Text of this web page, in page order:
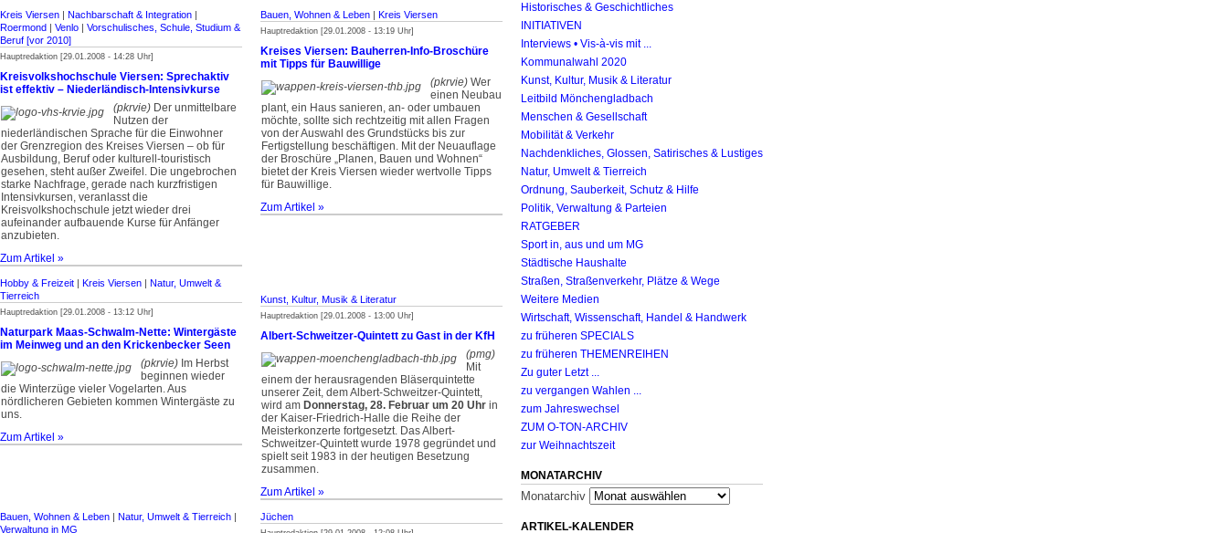
Kreis Viersen | Nachbarschaft & Integration |
Roermond | Venlo | Vorschulisches, Schule, Studium &
Beruf [vor 2010]
Hauptredaktion [29.01.2008 - 14:28 Uhr]
Kreisvolkshochschule Viersen: Sprechaktiv
ist effektiv – Niederländisch-Intensivkurse
(pkrvie) Der unmittelbare
Nutzen der
niederländischen Sprache für die Einwohner
der Grenzregion des Kreises Viersen – ob für
Ausbildung, Beruf oder kulturell-touristisch
gesehen, steht außer Zweifel. Die ungebrochen
starke Nachfrage, gerade nach kurzfristigen
Intensivkursen, veranlasst die
Kreisvolkshochschule jetzt wieder drei
aufeinander aufbauende Kurse für Anfänger
anzubieten.
Zum Artikel »
Bauen, Wohnen & Leben | Kreis Viersen
Hauptredaktion [29.01.2008 - 13:19 Uhr]
Kreises Viersen: Bauherren-Info-Broschüre
mit Tipps für Bauwillige
(pkrvie) Wer
einen Neubau
plant, ein Haus sanieren, an- oder umbauen
möchte, sollte sich rechtzeitig mit allen Fragen
von der Auswahl des Grundstücks bis zur
Fertigstellung beschäftigen. Mit der Neuauflage
der Broschüre „Planen, Bauen und Wohnen“
bietet der Kreis Viersen wieder wertvolle Tipps
für Bauwillige.
Zum Artikel »
Hobby & Freizeit | Kreis Viersen | Natur, Umwelt &
Tierreich
Hauptredaktion [29.01.2008 - 13:12 Uhr]
Naturpark Maas-Schwalm-Nette: Wintergäste
im Meinweg und an den Krickenbecker Seen
(pkrvie) Im Herbst
beginnen wieder
die Winterzüge vieler Vogelarten. Aus
nördlicheren Gebieten kommen Wintergäste zu
uns.
Zum Artikel »
Kunst, Kultur, Musik & Literatur
Hauptredaktion [29.01.2008 - 13:00 Uhr]
Albert-Schweitzer-Quintett zu Gast in der KfH
(pmg)
Mit
einem der herausragenden Bläserquintette
unserer Zeit, dem Albert-Schweitzer-Quintett,
wird am Donnerstag, 28. Februar um 20 Uhr in
der Kaiser-Friedrich-Halle die Reihe der
Meisterkonzerte fortgesetzt. Das Albert-
Schweitzer-Quintett wurde 1978 gegründet und
spielt seit 1983 in der heutigen Besetzung
zusammen.
Zum Artikel »
Bauen, Wohnen & Leben | Natur, Umwelt & Tierreich |
Verwaltung in MG
Jüchen
Historisches & Geschichtliches
INITIATIVEN
Interviews • Vis-à-vis mit ...
Kommunalwahl 2020
Kunst, Kultur, Musik & Literatur
Leitbild Mönchengladbach
Menschen & Gesellschaft
Mobilität & Verkehr
Nachdenkliches, Glossen, Satirisches & Lustiges
Natur, Umwelt & Tierreich
Ordnung, Sauberkeit, Schutz & Hilfe
Politik, Verwaltung & Parteien
RATGEBER
Sport in, aus und um MG
Städtische Haushalte
Straßen, Straßenverkehr, Plätze & Wege
Weitere Medien
Wirtschaft, Wissenschaft, Handel & Handwerk
zu früheren SPECIALS
zu früheren THEMENREIHEN
Zu guter Letzt ...
zu vergangen Wahlen ...
zum Jahreswechsel
ZUM O-TON-ARCHIV
zur Weihnachtszeit
MONATARCHIV
Monatarchiv
ARTIKEL-KALENDER